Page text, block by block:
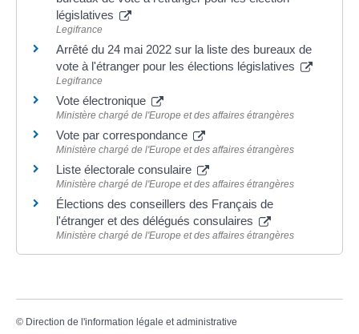
législatives
Legifrance
Arrêté du 24 mai 2022 sur la liste des bureaux de
vote à l'étranger pour les élections législatives
Legifrance
Vote électronique
Ministère chargé de l'Europe et des affaires étrangères
Vote par correspondance
Ministère chargé de l'Europe et des affaires étrangères
Liste électorale consulaire
Ministère chargé de l'Europe et des affaires étrangères
Élections des conseillers des Français de
l'étranger et des délégués consulaires
Ministère chargé de l'Europe et des affaires étrangères
© Direction de l'information légale et administrative